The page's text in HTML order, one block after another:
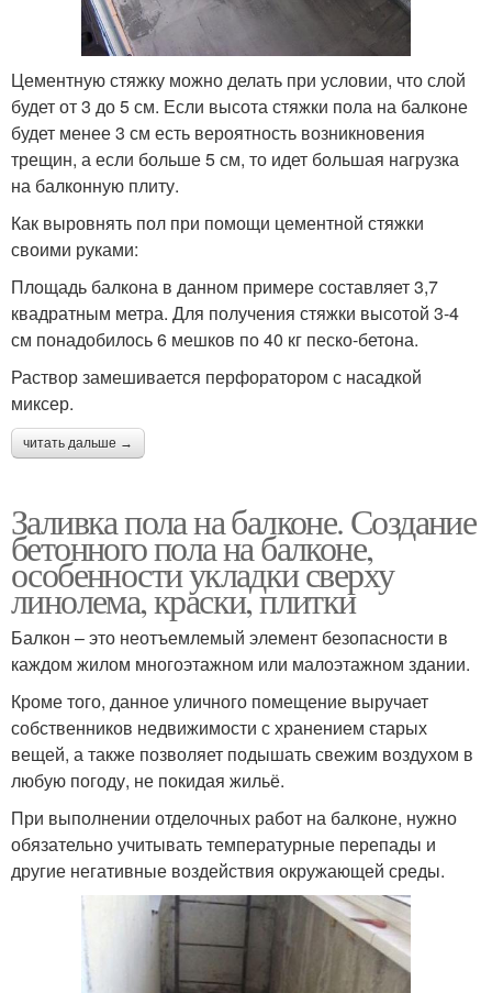
Цементную стяжку можно делать при условии, что слой
будет от 3 до 5 см. Если высота стяжки пола на балконе
будет менее 3 см есть вероятность возникновения
трещин, а если больше 5 см, то идет большая нагрузка
на балконную плиту.
Как выровнять пол при помощи цементной стяжки
своими руками:
Площадь балкона в данном примере составляет 3,7
квадратным метра. Для получения стяжки высотой 3-4
см понадобилось 6 мешков по 40 кг песко-бетона.
Раствор замешивается перфоратором с насадкой
миксер.
читать дальше →
Заливка пола на балконе. Создание
бетонного пола на балконе,
особенности укладки сверху
линолема, краски, плитки
Балкон – это неотъемлемый элемент безопасности в
каждом жилом многоэтажном или малоэтажном здании.
Кроме того, данное уличного помещение выручает
собственников недвижимости с хранением старых
вещей, а также позволяет подышать свежим воздухом в
любую погоду, не покидая жильё.
При выполнении отделочных работ на балконе, нужно
обязательно учитывать температурные перепады и
другие негативные воздействия окружающей среды.